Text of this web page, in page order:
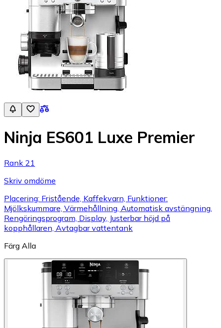
Ninja ES601 Luxe Premier
Rank 21
Skriv omdöme
Placering: Fristående, Kaffekvarn, Funktioner:
Mjölkskummare, Värmehållning, Automatisk avstängning,
Rengöringsprogram, Display, Justerbar höjd på
kopphållaren, Avtagbar vattentank
Färg Alla